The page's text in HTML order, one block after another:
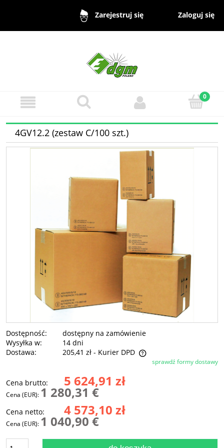
Zarejestruj się Zaloguj się
4GV12.2 (zestaw C/100 szt.)
Dostępność:
dostępny na zamówienie
Wysyłka w:
14 dni
Dostawa:
205,41 zł - Kurier DPD
Cena nie zawiera ewentualnych kosztów płatnościsprawdź formy dostawy
Cena brutto: 5 624,91 zł
Cena (EUR): 1 280,31 €
Cena netto: 4 573,10 zł
Cena (EUR): 1 040,90 €